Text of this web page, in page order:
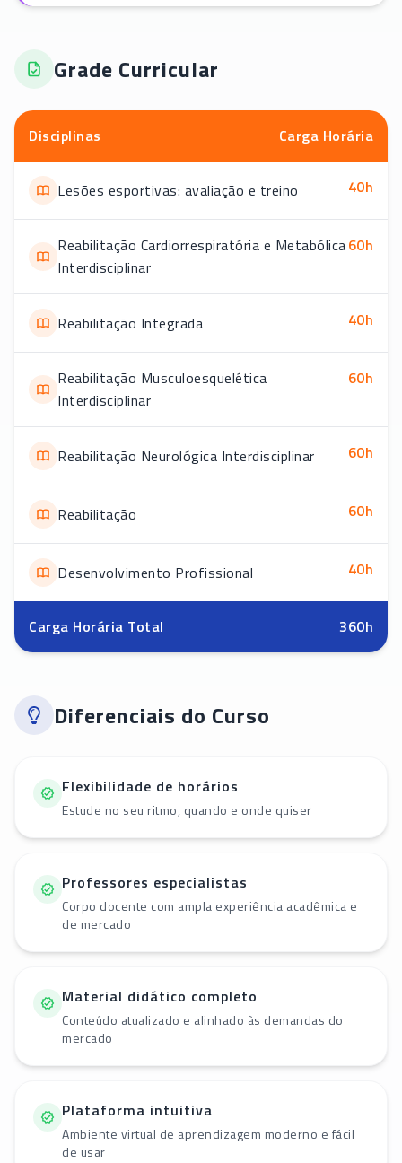
Grade Curricular
Disciplinas Carga Horária
Lesões esportivas: avaliação e treino 40h
Reabilitação Cardiorrespiratória e Metabólica
Interdisciplinar
60h
Reabilitação Integrada 40h
Reabilitação Musculoesquelética
Interdisciplinar
60h
Reabilitação Neurológica Interdisciplinar 60h
Reabilitação 60h
Desenvolvimento Profissional 40h
Carga Horária Total 360h
Diferenciais do Curso
Flexibilidade de horários
Estude no seu ritmo, quando e onde quiser
Professores especialistas
Corpo docente com ampla experiência acadêmica e
de mercado
Material didático completo
Conteúdo atualizado e alinhado às demandas do
mercado
Plataforma intuitiva
Ambiente virtual de aprendizagem moderno e fácil
de usar